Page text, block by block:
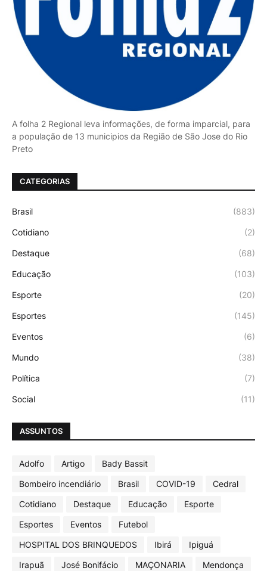
A folha 2 Regional leva informações, de forma imparcial, para
a população de 13 municipios da Região de São Jose do Rio
Preto
CATEGORIAS
Brasil (883)
Cotidiano (2)
Destaque (68)
Educação (103)
Esporte (20)
Esportes (145)
Eventos (6)
Mundo (38)
Política (7)
Social (11)
ASSUNTOS
Adolfo Artigo
Bady Bassit
Bombeiro incendiário
Brasil COVID-19
Cedral
Cotidiano
Destaque Educação
Esporte
Esportes
Eventos
Futebol
HOSPITAL DOS BRINQUEDOS
Ibirá
Ipiguá
Irapuã
José Bonifácio MAÇONARIA
Mendonça